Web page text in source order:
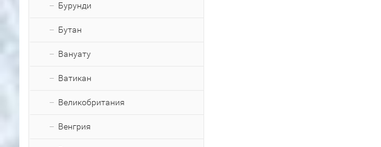
Бурунди
Бутан
Вануату
Ватикан
Великобритания
Венгрия